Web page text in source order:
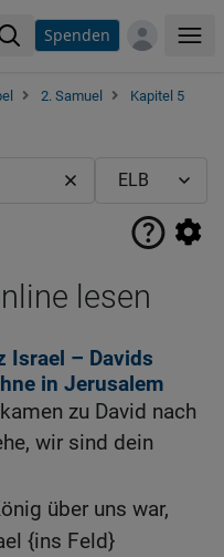
Spenden
2. Samuel
Kapitel 5
lesen
Israel – Davids
in Jerusalem
zu David nach
wir sind dein
über uns war,
{ins Feld}